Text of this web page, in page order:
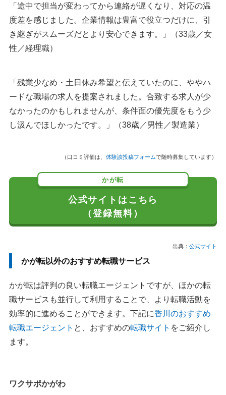
「途中で担当が変わってから連絡が遅くなり、対応の温
度差を感じました。企業情報は豊富で役立つだけに、引
き継ぎがスムーズだとより安心できます。」（33歳／女
性／経理職）
「残業少なめ・土日休み希望と伝えていたのに、ややハ
ードな職場の求人を提案されました。合致する求人が少
なかったのかもしれませんが、条件面の優先度をもう少
し汲んでほしかったです。」（38歳／男性／製造業）
（口コミ評価は、 体験談投稿フォームで随時募集しています）
かが転
公式サイトはこちら
（登録無料）
出典： 公式サイト
かが転以外のおすすめ転職サービス
かが転は評判の良い転職エージェントですが、ほかの転
職サービスも並行して利用することで、より転職活動を
効率的に進めることができます。下記に香川のおすすめ
転職エージェント と、おすすめの転職サイト をご紹介し
ます。
ワクサポかがわ